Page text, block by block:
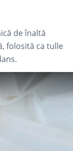
de înaltă
folosită ca tulle